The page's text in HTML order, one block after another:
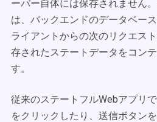
ーバー自体には保存されません
は、バックエンドのデータベー
ライアントからの次のリクエス
存されたステートデータをコン
す。
従来のステートフルWebアプリ
をクリックしたり、送信ボタン